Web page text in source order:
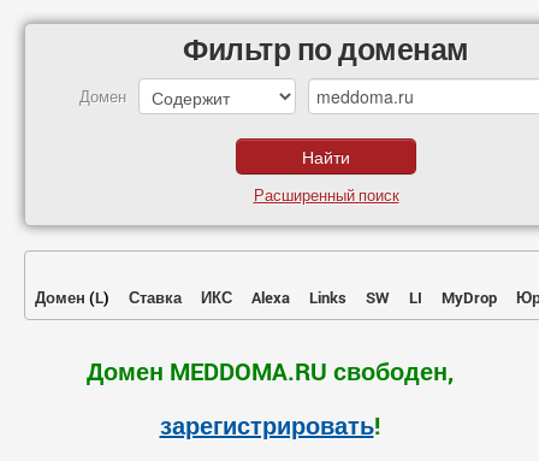
Фильтр по доменам
Домен
Расширенный поиск
Домен (L) Ставка ИКС Alexa Links SW LI MyDrop
Домен MEDDOMA.RU свободен,
зарегистрировать!